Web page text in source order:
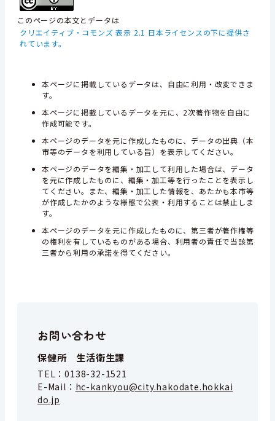
このページの本文とデータは
クリエイティブ・コモンズ 表示 2.1 日本ライセンスの下に提供さ
れています。
本ページに掲載しているデータは、自由に利用・改変できま
す。
本ページに掲載しているデータを元に、2次著作物を自由に
作成可能です。
本ページのデータを元に作成したものに、データの出典（本
市等のデータを利用している旨）を表示してください。
本ページのデータを編集・加工して利用した場合は、データ
を元に作成したものに、編集・加工等を行ったことを表示し
てください。また、編集・加工した情報を、あたかも本市等
が作成したかのような様態で公表・利用することは禁止しま
す。
本ページのデータを元に作成したものに、第三者が著作権等
の権利を有しているものがある場合、利用者の責任で当該第
三者から利用の承諾を得てください。
お問い合わせ
保健所 生活衛生課
TEL：0138-32-1521
E-Mail： hc-kankyou@city.hakodate.hokkai
do.jp